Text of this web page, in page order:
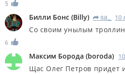
5
Билли Бонс (Billy) R sa_ 10
Со своим унылым
6
Максим Борода (boroda)
Щас Олег Петров придет